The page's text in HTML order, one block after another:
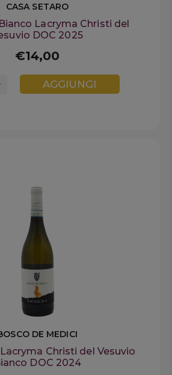
CASA SETARO
Lacryma Christi del
DOC 2025
€14,00
AGGIUNGI
DE MEDICI
Christi del Vesuvio
DOC 2024